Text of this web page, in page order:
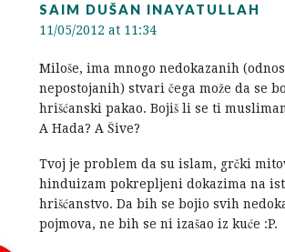
SAIM DUŠAN INAYATULLAH
11/05/2012 at 11:34
Miloše, ima mnogo nedokazanih
nepostojanih) stvari čega može da se
hrišćanski pakao. Bojiš li se ti
A Hada? A Šive?
Tvoj je problem da su islam, grčki
hinduizam pokrepljeni dokazima na
hrišćanstvo. Da bih se bojio svih
pojmova, ne bih se ni izašao iz kuće :P.